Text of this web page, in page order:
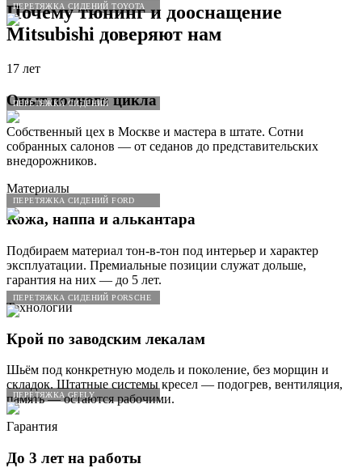
ПЕРЕТЯЖКА СИДЕНИЙ TOYOTA
ПЕРЕТЯЖКА СИДЕНИЙ
ПЕРЕТЯЖКА СИДЕНИЙ FORD
ПЕРЕТЯЖКА СИДЕНИЙ PORSCHE
ПЕРЕТЯЖКА GEELY
Почему тюнинг и дооснащение
Mitsubishi доверяют нам
17 лет
Опыт полного цикла
Собственный цех в Москве и мастера в штате. Сотни
собранных салонов — от седанов до представительских
внедорожников.
Материалы
Кожа, наппа и алькантара
Подбираем материал тон-в-тон под интерьер и характер
эксплуатации. Премиальные позиции служат дольше,
гарантия на них — до 5 лет.
Технологии
Крой по заводским лекалам
Шьём под конкретную модель и поколение, без морщин и
складок. Штатные системы кресел — подогрев, вентиляция,
память — остаются рабочими.
Гарантия
До 3 лет на работы